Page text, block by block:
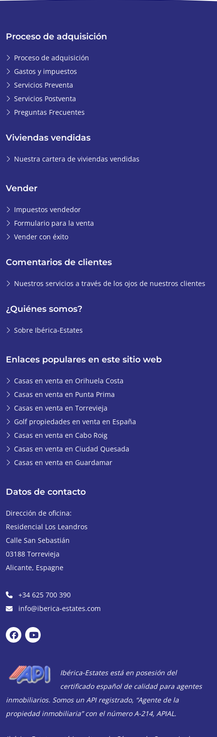
Enlaces populares en este sitio web
Casas en venta en Orihuela Costa
Casas en venta en Punta Prima
Casas en venta en Torrevieja
Golf propiedades en venta en España
Casas en venta en Cabo Roig
Casas en venta en Ciudad Quesada
Casas en venta en Guardamar
Proceso de adquisición
Proceso de adquisición
Gastos y impuestos
Servicios Preventa
Servicios Postventa
Preguntas Frecuentes
Viviendas vendidas
Nuestra cartera de viviendas vendidas
Vender
Impuestos vendedor
Formulario para la venta
Vender con éxito
Comentarios de clientes
Nuestros servicios a través de los ojos de nuestros clientes
¿Quiénes somos?
Sobre Ibérica-Estates
Datos de contacto
Dirección de oficina:
Residencial Los Leandros
Calle San Sebastián
03188 Torrevieja
Alicante, Espagne
+34 625 700 390
info@iberica-estates.com
Ibérica-Estates está en posesión del
certificado español de calidad para agentes
inmobiliarios. Somos un API registrado, “Agente de la
propiedad inmobiliaria” con el número A-214, APIAL.